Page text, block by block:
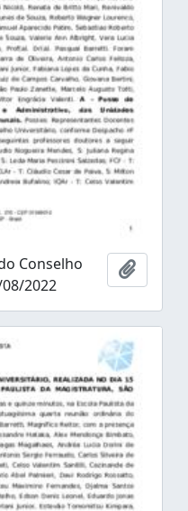
Conselho
2022